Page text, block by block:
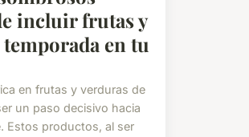
incluir frutas y
en tu
en frutas y verduras de
un paso decisivo hacia
Estos productos, al ser